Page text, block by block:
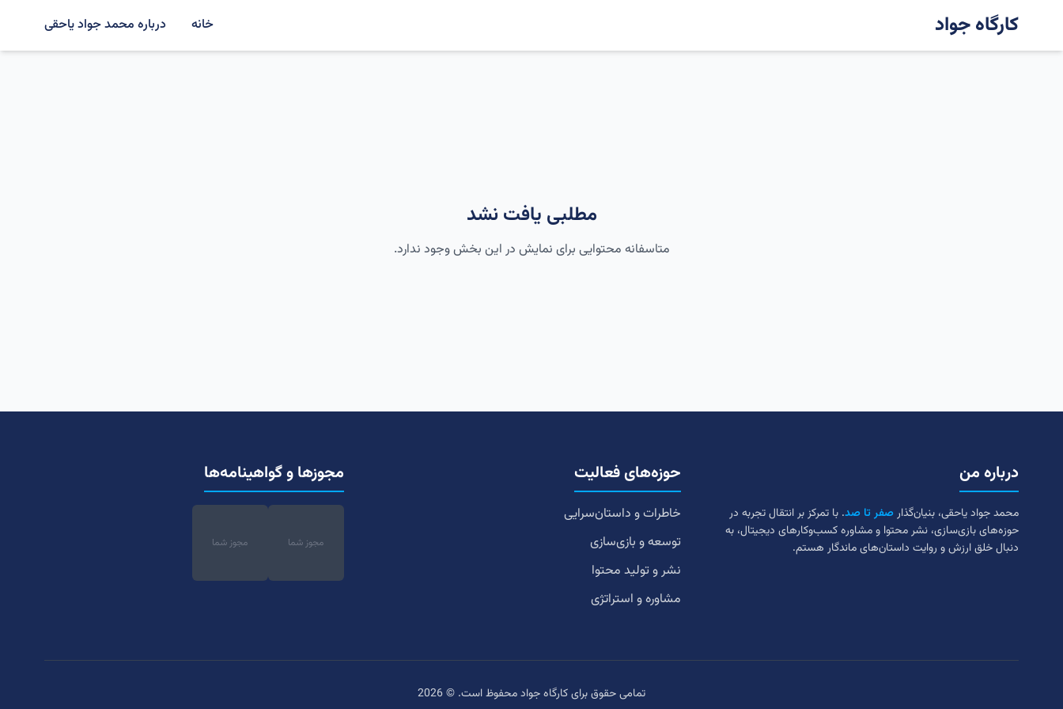
کارگاه جواد خانه درباره محمد جواد یاحقی
مطلبی یافت نشد
متاسفانه محتوایی برای نمایش در این بخش وجود ندارد.
درباره من
محمد جواد یاحقی، بنیان‌گذارصفر تا صد. با تمرکز بر انتقال تجربه در
حوزه‌های بازی‌سازی، نشر محتوا و مشاوره کسب‌وکارهای دیجیتال، به
دنبال خلق ارزش و روایت داستان‌های ماندگار هستم.
حوزه‌های فعالیت
خاطرات و داستان‌سرایی
توسعه و بازی‌سازی
نشر و تولید محتوا
مشاوره و استراتژی
مجوزها و گواهینامه‌ها
مجوز شما مجوز شما
تمامی حقوق برای کارگاه جواد محفوظ است. © 2026